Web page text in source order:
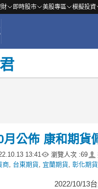
即時股市 美股專區 模擬投資
月公佈 康和期貨
13:41 瀏覽人次 :69
商 台東期貨 宜蘭期貨 彰化期
2022/10/13